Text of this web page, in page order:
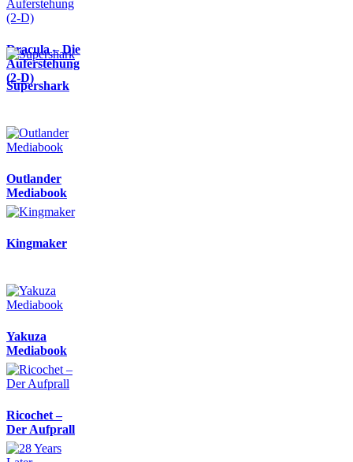
Dracula – Die
Auferstehung
(2-D)
Supershark
Outlander
Mediabook
Kingmaker
Yakuza
Mediabook
Ricochet –
Der Aufprall